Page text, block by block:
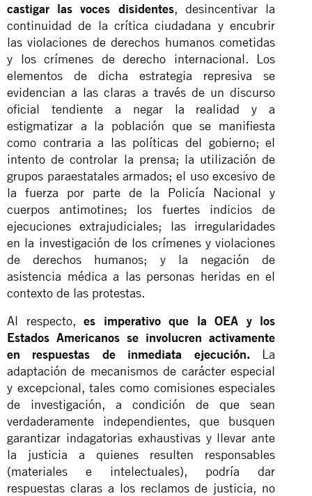
castigar las voces disidentes, desincentivar la
continuidad de la crítica ciudadana y encubrir
las violaciones de derechos humanos cometidas
y los crímenes de derecho internacional. Los
elementos de dicha estrategia represiva se
evidencian a las claras a través de un discurso
oficial tendiente a negar la realidad y a
estigmatizar a la población que se manifiesta
como contraria a las políticas del gobierno; el
intento de controlar la prensa; la utilización de
grupos paraestatales armados; el uso excesivo de
la fuerza por parte de la Policía Nacional y
cuerpos antimotines; los fuertes indicios de
ejecuciones extrajudiciales; las irregularidades
en la investigación de los crímenes y violaciones
de derechos humanos; y la negación de
asistencia médica a las personas heridas en el
contexto de las protestas.
Al respecto,es imperativo que la OEA y los
Estados Americanos se involucren activamente
en respuestas de inmediata ejecución. La
adaptación de mecanismos de carácter especial
y excepcional, tales como comisiones especiales
de investigación, a condición de que sean
verdaderamente independientes, que busquen
garantizar indagatorias exhaustivas y llevar ante
la justicia a quienes resulten responsables
(materiales e intelectuales), podría dar
respuestas claras a los reclamos de justicia, no